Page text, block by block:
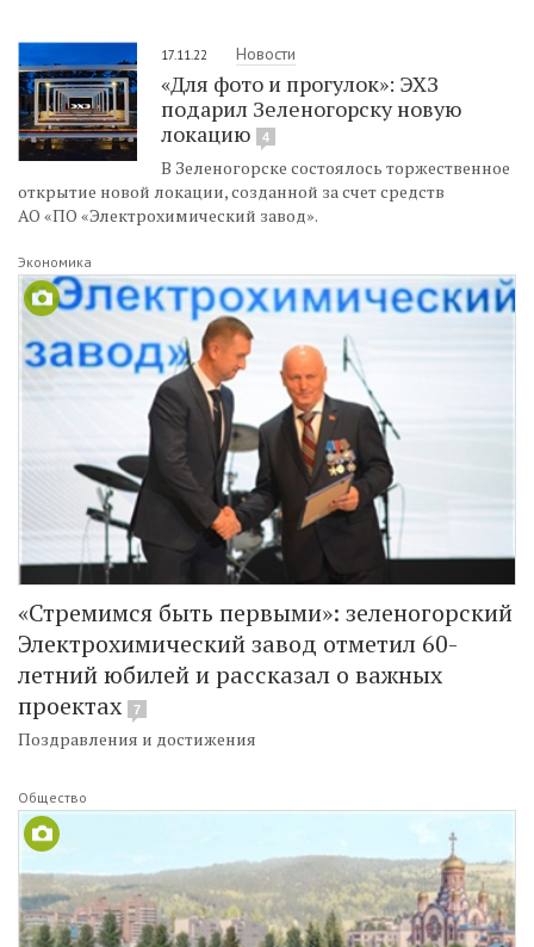
17.11.22 Новости
«Для фото и прогулок»: ЭХЗ
подарил Зеленогорску новую
локацию
4
В Зеленогорске состоялось торжественное
открытие новой локации, созданной за счет средств
АО «ПО «Электрохимический завод».
Экономика
«Стремимся быть первыми»: зеленогорский
Электрохимический завод отметил 60-
летний юбилей и рассказал о важных
проектах
7
Поздравления и достижения
Общество